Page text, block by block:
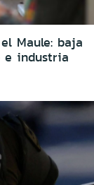
Maule: baja
e industria